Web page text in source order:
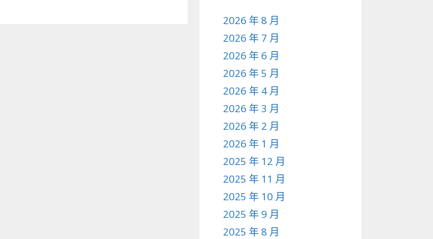
2026 年 8 月
2026 年 7 月
2026 年 6 月
2026 年 5 月
2026 年 4 月
2026 年 3 月
2026 年 2 月
2026 年 1 月
2025 年 12 月
2025 年 11 月
2025 年 10 月
2025 年 9 月
2025 年 8 月